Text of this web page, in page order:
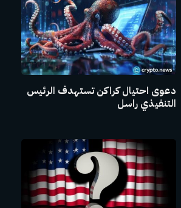
دعوى احتيال كراكن تستهدف الرئيس
التنفيذي راسل